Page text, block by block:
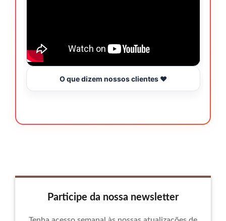
O que dizem nossos clientes ❤️
Participe da nossa newsletter